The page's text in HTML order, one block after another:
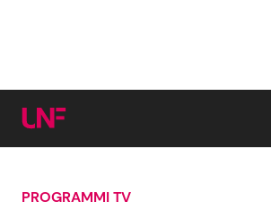
Cerca:
PROGRAMMI TV